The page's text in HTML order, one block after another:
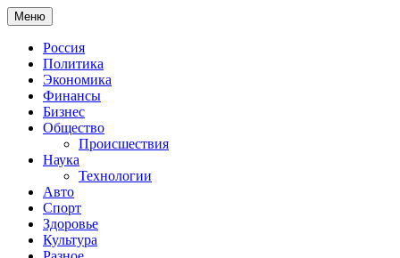
Меню
Россия
Политика
Экономика
Финансы
Бизнес
Общество
Происшествия
Наука
Технологии
Авто
Спорт
Здоровье
Культура